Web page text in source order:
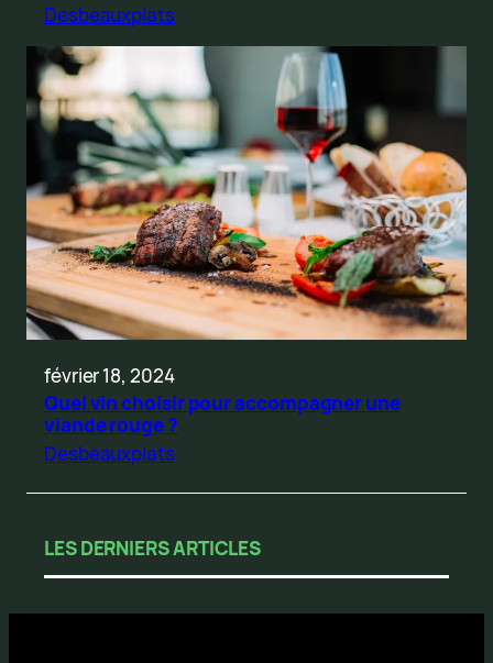
Desbeauxplats
février 18, 2024
Quel vin choisir pour accompagner une
viande rouge ?
Desbeauxplats
LES DERNIERS ARTICLES